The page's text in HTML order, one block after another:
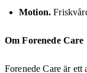
Motion.
Om Forenede Care
Forenede Care är ett